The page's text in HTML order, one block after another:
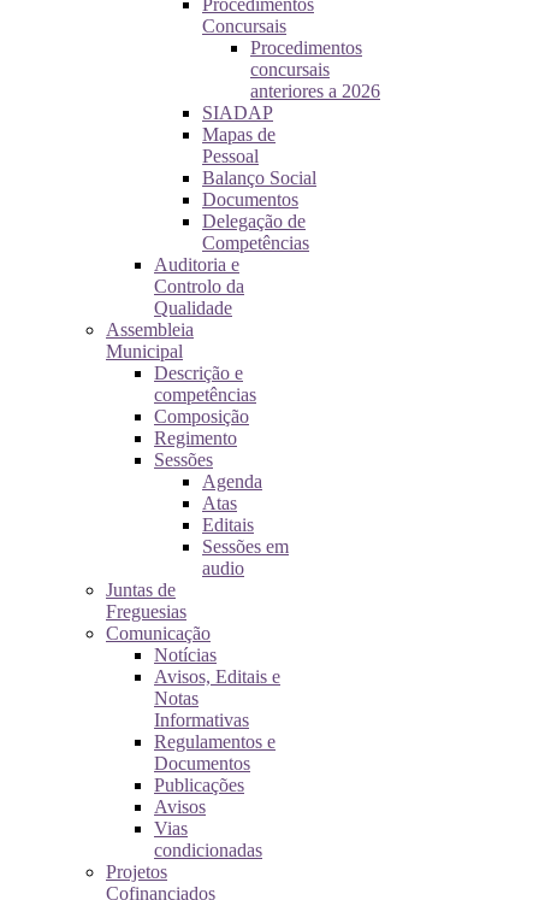
Procedimentos
Concursais
Procedimentos
concursais
anteriores a 2026
SIADAP
Mapas de
Pessoal
Balanço Social
Documentos
Delegação de
Competências
Auditoria e
Controlo da
Qualidade
Assembleia
Municipal
Descrição e
competências
Composição
Regimento
Sessões
Agenda
Atas
Editais
Sessões em
audio
Juntas de
Freguesias
Comunicação
Notícias
Avisos, Editais e
Notas
Informativas
Regulamentos e
Documentos
Publicações
Avisos
Vias
condicionadas
Projetos
Cofinanciados